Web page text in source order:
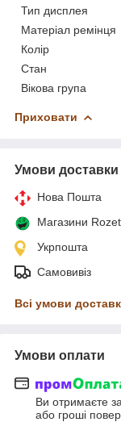
Тип дисплея
Матеріал ремінця
Колір
Стан
Вікова група
Приховати
Умови доставки
Нова Пошта
Магазини
Укрпошта
Самовивіз
Всі умови
Умови оплати
Ви отримаєте
або гроші